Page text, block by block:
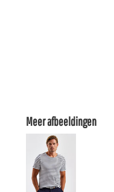
Meer afbeeldingen